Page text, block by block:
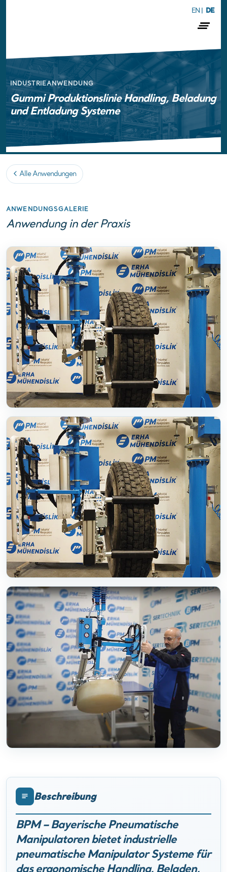
EN | DE
INDUSTRIEANWENDUNG
Gummi Produktionslinie Handling, Beladung
und Entladung Systeme
Alle Anwendungen
ANWENDUNGSGALERIE
Anwendung in der Praxis
Beschreibung
BPM – Bayerische Pneumatische
Manipulatoren bietet industrielle
pneumatische Manipulator Systeme für
das ergonomische Handling, Beladen,